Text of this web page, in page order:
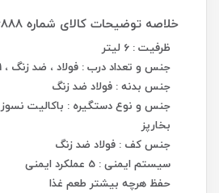
ظرفیت : 6 لیتر
جنس و تعداد درب : فولاد ، ضد زنگ ، 1 عدد
جنس بدنه : فولاد ضد زنگ
جنس و نوع دستگیره : باکالیت نسوز
بخارپز
جنس کف : فولاد ضد زنگ
سیستم ایمنی : 5 عملکرد ایمنی
حفظ هرچه بیشتر طعم غذا